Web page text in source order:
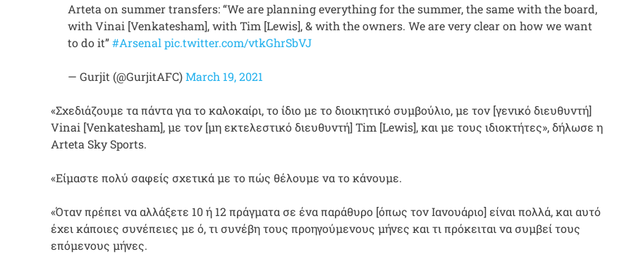
Arteta on summer transfers: “We are planning everything for the summer, the same with the board,
with Vinai [Venkatesham], with Tim [Lewis], & with the owners. We are very clear on how we want
to do it”#Arsenal pic.twitter.com/vtkGhrSbVJ
— Gurjit (@GurjitAFC)March 19, 2021
«Σχεδιάζουμε τα πάντα για το καλοκαίρι, το ίδιο με το διοικητικό συμβούλιο, με τον [γενικό διευθυντή]
Vinai [Venkatesham], με τον [μη εκτελεστικό διευθυντή] Tim [Lewis], και με τους ιδιοκτήτες», δήλωσε η
Arteta Sky Sports.
«Είμαστε πολύ σαφείς σχετικά με το πώς θέλουμε να το κάνουμε.
«Όταν πρέπει να αλλάξετε 10 ή 12 πράγματα σε ένα παράθυρο [όπως τον Ιανουάριο] είναι πολλά, και αυτό
έχει κάποιες συνέπειες με ό, τι συνέβη τους προηγούμενους μήνες και τι πρόκειται να συμβεί τους
επόμενους μήνες.